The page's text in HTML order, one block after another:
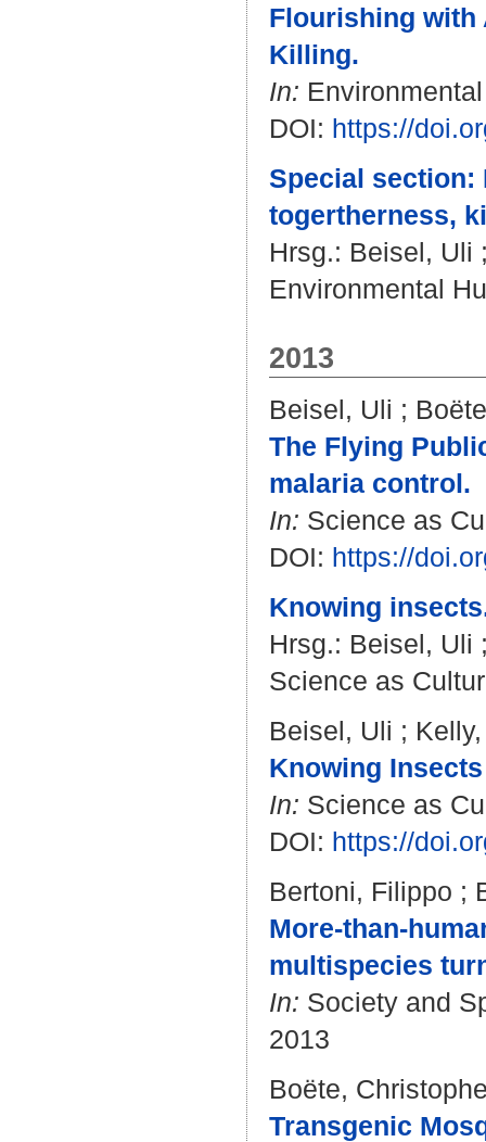
Flourishing with
Killing.
In:
DOI: https://
Special section:
togertherness,
Hrsg.: Beisel, Uli
Environmental
2013
Beisel, Uli ;
The Flying
malaria control.
In: Science as
DOI: https://
Knowing
Hrsg.: Beisel, Uli
Science as
Beisel, Uli ;
Knowing
In: Science as
DOI: https://
Bertoni, Filippo ;
More-than-
multispecies
In: Society and
2013
Boëte,
Transgenic